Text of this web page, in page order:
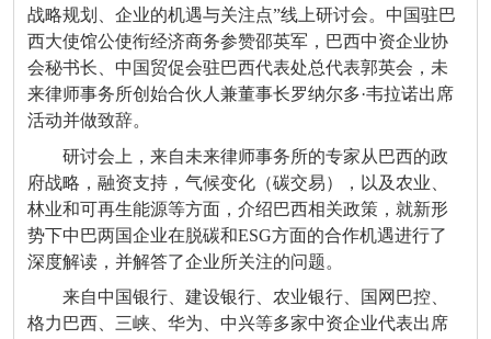
战略规划、企业的机遇与关注点”线上研讨会。中国驻巴
西大使馆公使衔经济商务参赞邵英军，巴西中资企业协
会秘书长、中国贸促会驻巴西代表处总代表郭英会，未
来律师事务所创始合伙人兼董事长罗纳尔多·韦拉诺出席
活动并做致辞。
研讨会上，来自未来律师事务所的专家从巴西的政
府战略，融资支持，气候变化（碳交易），以及农业、
林业和可再生能源等方面，介绍巴西相关政策，就新形
势下中巴两国企业在脱碳和ESG方面的合作机遇进行了
深度解读，并解答了企业所关注的问题。
来自中国银行、建设银行、农业银行、国网巴控、
格力巴西、三峡、华为、中兴等多家中资企业代表出席